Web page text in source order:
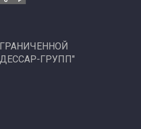
ГРУПП"